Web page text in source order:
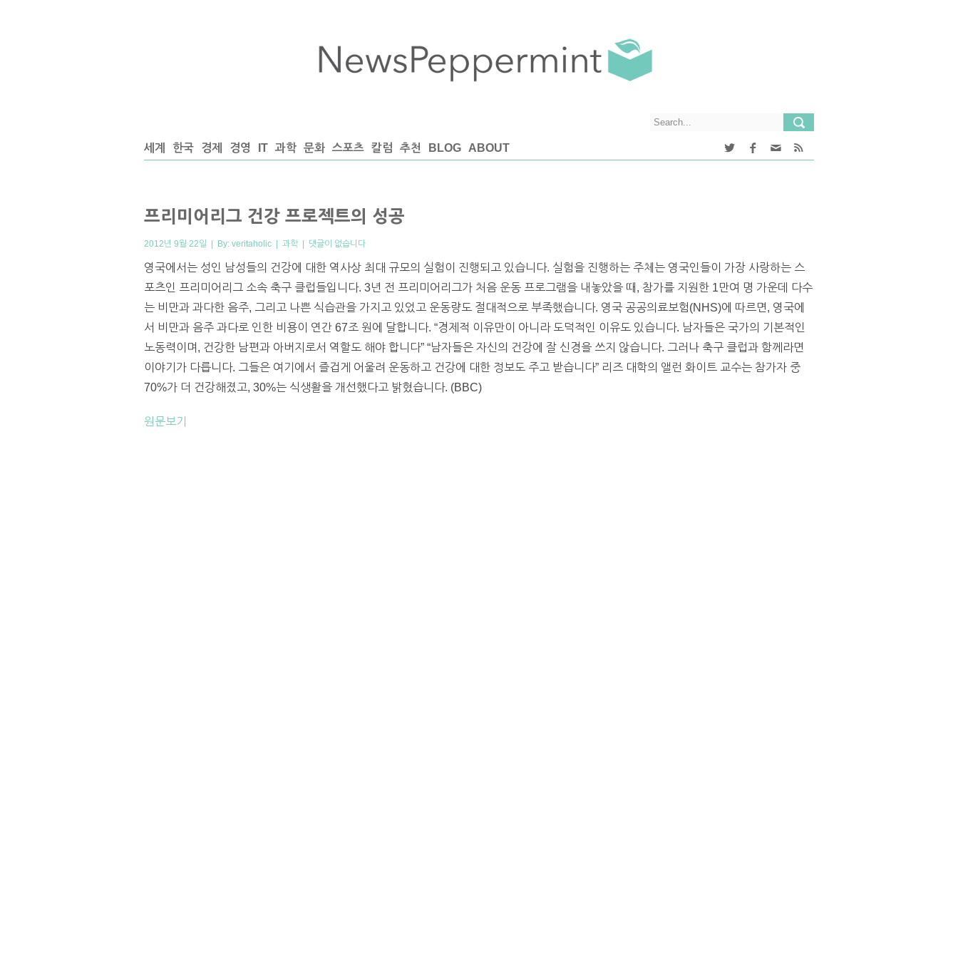
세계 한국 경제 경영 IT 과학 문화 스포츠 칼럼 추천 BLOG ABOUT
프리미어리그 건강 프로젝트의 성공
2012년 9월 22일 | By: veritaholic | 과학 | 댓글이 없습니다
영국에서는 성인 남성들의 건강에 대한 역사상 최대 규모의 실험이 진행되고 있습니다. 실험을 진행하는 주체는 영국인들이 가장 사랑하는 스
포츠인 프리미어리그 소속 축구 클럽들입니다. 3년 전 프리미어리그가 처음 운동 프로그램을 내놓았을 때, 참가를 지원한 1만여 명 가운데 다수
는 비만과 과다한 음주, 그리고 나쁜 식습관을 가지고 있었고 운동량도 절대적으로 부족했습니다. 영국 공공의료보험(NHS)에 따르면, 영국에
서 비만과 음주 과다로 인한 비용이 연간 67조 원에 달합니다. “경제적 이유만이 아니라 도덕적인 이유도 있습니다. 남자들은 국가의 기본적인
노동력이며, 건강한 남편과 아버지로서 역할도 해야 합니다” “남자들은 자신의 건강에 잘 신경을 쓰지 않습니다. 그러나 축구 클럽과 함께라면
이야기가 다릅니다. 그들은 여기에서 즐겁게 어울려 운동하고 건강에 대한 정보도 주고 받습니다” 리즈 대학의 앨런 화이트 교수는 참가자 중
70%가 더 건강해졌고, 30%는 식생활을 개선했다고 밝혔습니다. (BBC)
원문보기